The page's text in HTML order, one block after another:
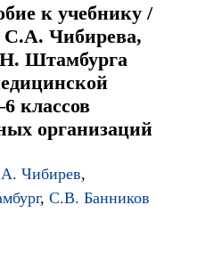
к учебнику /
С.А. Чибирева,
Штамбурга
классов
организаций
Чибирев,
, С.В. Банников